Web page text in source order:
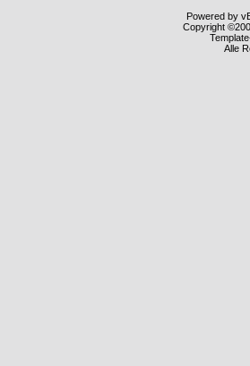
Powered by
Copyright
Alle